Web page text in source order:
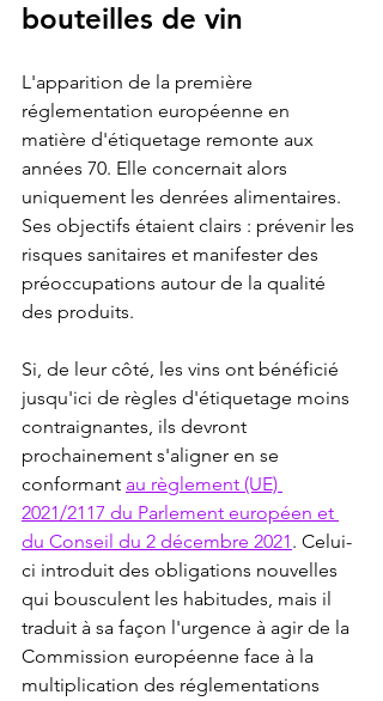
bouteilles de vin
L'apparition de la première
réglementation européenne en
matière d'étiquetage remonte aux
années 70. Elle concernait alors
uniquement les denrées alimentaires.
Ses objectifs étaient clairs : prévenir les
risques sanitaires et manifester des
préoccupations autour de la qualité
des produits.
Si, de leur côté, les vins ont bénéficié
jusqu'ici de règles d'étiquetage moins
contraignantes, ils devront
prochainement s'aligner en se
conformant au règlement (UE)
2021/2117 du Parlement européen et
du Conseil du 2 décembre 2021. Celui-
ci introduit des obligations nouvelles
qui bousculent les habitudes, mais il
traduit à sa façon l'urgence à agir de la
Commission européenne face à la
multiplication des réglementations